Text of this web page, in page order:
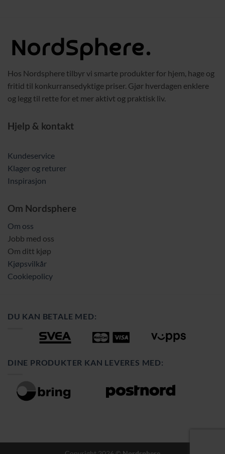
Hos Nordsphere tilbyr vi smarte produkter for hjem, hage og
fritid til konkurransedyktige priser. Gjør hverdagen enklere
og legg til rette for et mer aktivt og praktisk liv.
Hjelp & kontakt
Kundeservice
Klager og returer
Inspirasjon
Om Nordsphere
Om oss
Jobb med oss
Om ditt kjøp
Kjøpsvilkår
Cookiepolicy
DU KAN BETALE MED:
DINE PRODUKTER KAN LEVERES MED: